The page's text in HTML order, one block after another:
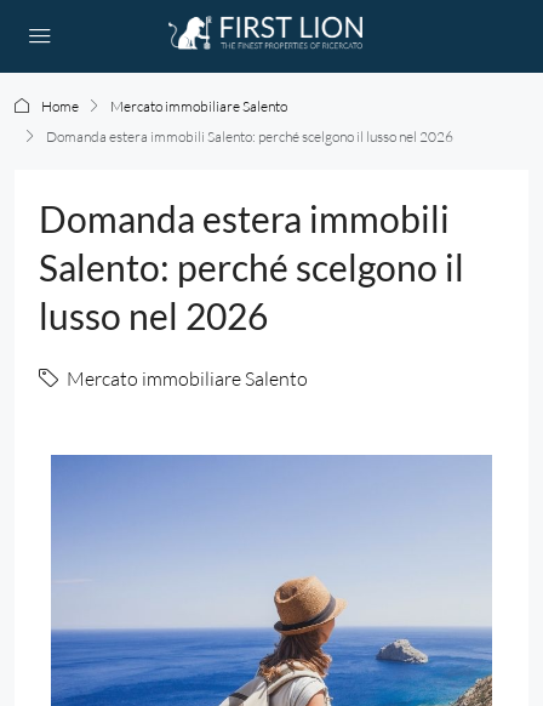
Home
Mercato immobiliare Salento
Domanda estera immobili Salento: perché scelgono il lusso nel 2026
Domanda estera immobili
Salento: perché scelgono il
lusso nel 2026
Mercato immobiliare Salento